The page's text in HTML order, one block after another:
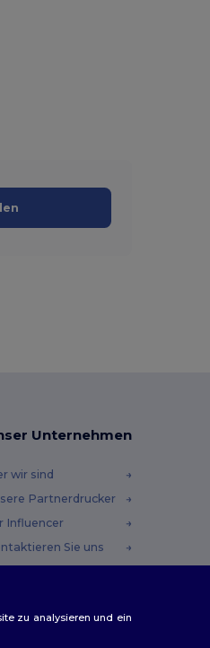
Unternehmen
wir sind
Partnerdrucker
Influencer
Sie uns
zu analysieren und ein